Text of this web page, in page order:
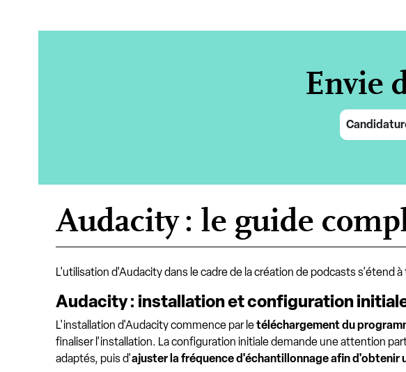
Envie
Audacity : le guide
L'utilisation d'Audacity dans le cadre de la création de podcasts
Audacity : installation et configuration
L'installation d'Audacity commence par letéléchargement du
finaliser l'installation. La configuration initiale demande une attention
adaptés, puis d'ajuster la fréquence d'échantillonnage afin d'obtenir